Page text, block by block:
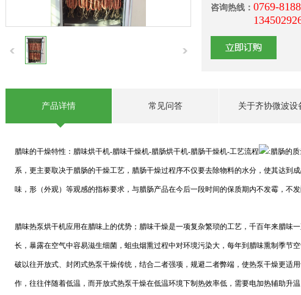
咨询热线： 0769-
产品详情 常见问答 关于齐协微波设
腊味的干燥特性：腊味烘干机-腊味干燥机-腊肠烘干机-腊肠干燥机-工艺流程 :腊肠的
系，更主要取决于腊肠的干燥工艺，腊肠干燥过程序不仅要去除物料的水分，使其达到
味，形（外观）等观感的指标要求，与腊肠产品在今后一段时间的保质期内不发霉，不发
腊味热泵烘干机应用在腊味上的优势；腊味干燥是一项复杂繁琐的工艺，千百年来腊味
长，暴露在空气中容易滋生细菌，蛆虫烟熏过程中对环境污染大，每年到腊味熏制季节
破以往开放式、封闭式热泵干燥传统，结合二者强项，规避二者弊端，使热泵干燥更适
作，往往伴随着低温，而开放式热泵干燥在低温环境下制热效率低，需要电加热辅助升